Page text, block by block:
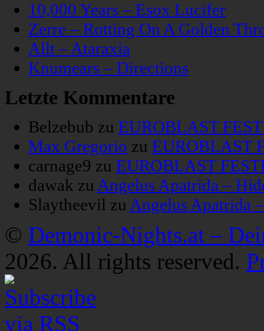
10,000 Years – Esox Lucifer
Zerre – Rotting On A Golden
Allt – Ataraxia
Knumears – Directions
Letzte Kommentare
Belzebub zu EUROBLAST
Max Gregorio zu EUROBLAST
carnage9 zu EUROBLAST
dawak zu Angelus Apatrida –
Slaytheevil zu Angelus Apatrida
© Demonic-Nights.at –
2026. All rights reserved.